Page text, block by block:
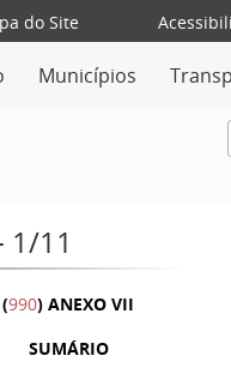
do Site
Municípios
1/11
(990) ANEXO VII
SUMÁRIO